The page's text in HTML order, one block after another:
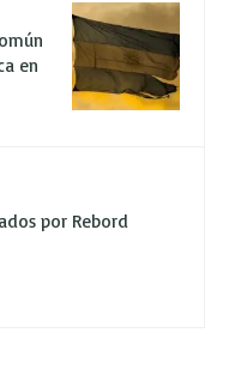
en
por Rebord